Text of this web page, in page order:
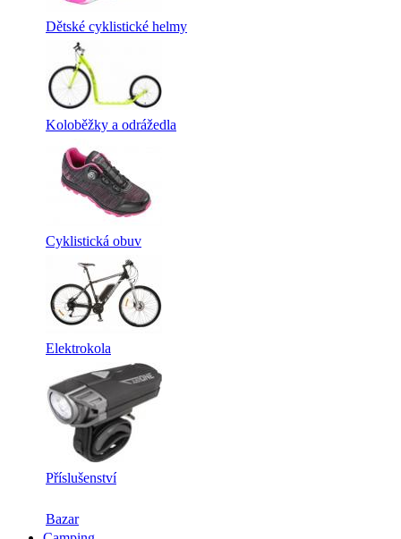
Dětské cyklistické helmy
Koloběžky a odrážedla
Cyklistická obuv
Elektrokola
Příslušenství
Bazar